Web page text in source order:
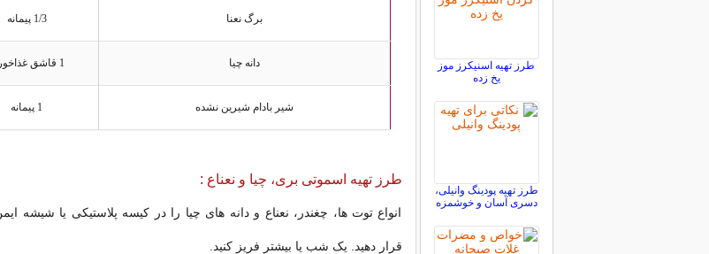
برگ نعنا 1/3 پیمانه
دانه چیا 1 قاشق غذاخوری
شیر بادام شیرین نشده 1 پیمانه
طرز تهیه اسموتی بری، چیا و نعناع :
انواع توت ها، چغندر، نعناع و دانه های چیا را در کیسه پلاستیکی یا شیشه
قرار دهید. یک شب یا بیشتر فریز کنید.
طرز تهیه اسنیکرز موز
یخ زده
طرز تهیه پودینگ وانیلی،
دسری آسان و خوشمزه